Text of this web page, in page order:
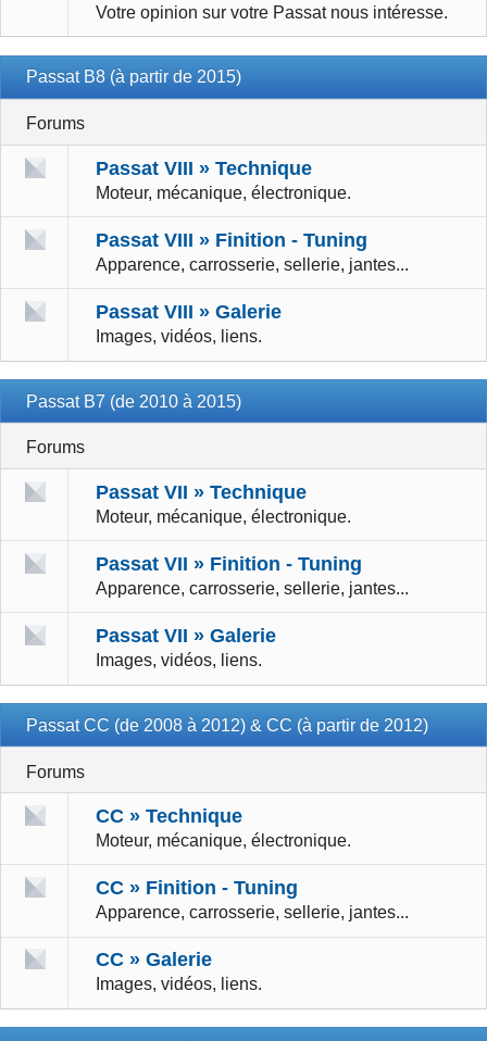
Votre opinion sur votre Passat nous intéresse.
Passat B8 (à partir de 2015)
Forums
Passat VIII » Technique
Moteur, mécanique, électronique.
Passat VIII » Finition - Tuning
Apparence, carrosserie, sellerie, jantes...
Passat VIII » Galerie
Images, vidéos, liens.
Passat B7 (de 2010 à 2015)
Forums
Passat VII » Technique
Moteur, mécanique, électronique.
Passat VII » Finition - Tuning
Apparence, carrosserie, sellerie, jantes...
Passat VII » Galerie
Images, vidéos, liens.
Passat CC (de 2008 à 2012) & CC (à partir de 2012)
Forums
CC » Technique
Moteur, mécanique, électronique.
CC » Finition - Tuning
Apparence, carrosserie, sellerie, jantes...
CC » Galerie
Images, vidéos, liens.